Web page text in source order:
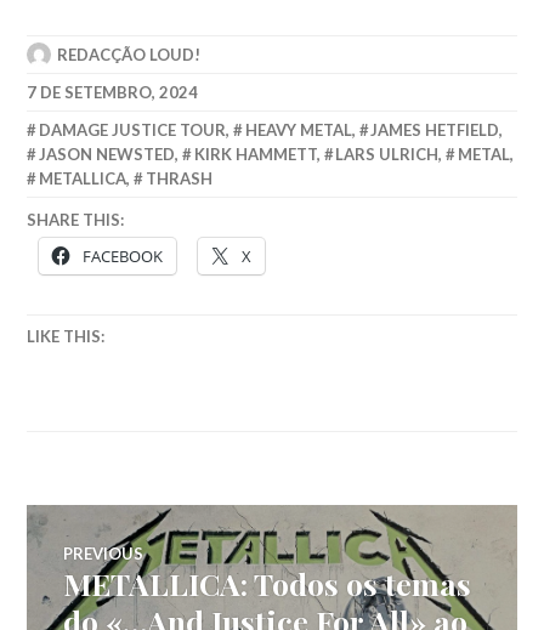
REDACÇÃO LOUD!
7 DE SETEMBRO, 2024
DAMAGE JUSTICE TOUR, HEAVY METAL, JAMES HETFIELD,
JASON NEWSTED, KIRK HAMMETT, LARS ULRICH, METAL,
METALLICA, THRASH
SHARE THIS:
FACEBOOK X
LIKE THIS:
Navegação
de
PREVIOUS
Previous
post:
METALLICA: Todos os temas
do «…And Justice For All» ao